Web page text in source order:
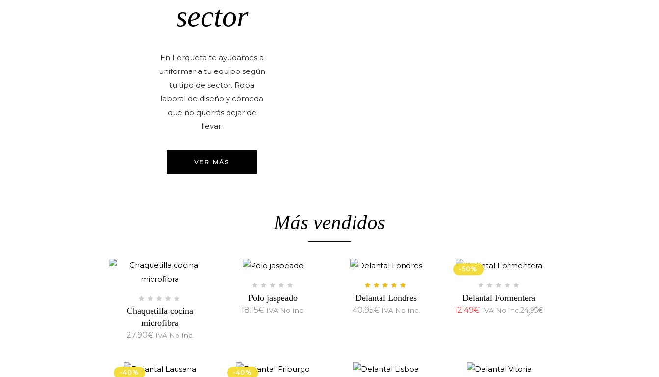
sector
En Forqueta te ayudamos a
uniformar a tu equipo según
tu tipo de sector. Ropa
laboral de diseño y cómoda
que no querrás dejar de
llevar.
VER MÁS
Más vendidos
Chaquetilla cocina
microfibra
27.90€ IVA No Inc.
Polo jaspeado
18.15€ IVA No Inc.
Delantal Londres
40.95€ IVA No Inc.
-50%
Delantal Formentera
24.95€
12.49€ IVA No Inc.
-40% -40%